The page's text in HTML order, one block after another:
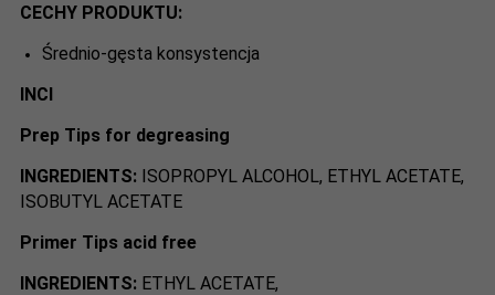
CECHY PRODUKTU:
Średnio-gęsta konsystencja
INCI
Prep Tips for degreasing
INGREDIENTS: ISOPROPYL ALCOHOL, ETHYL ACETATE,
ISOBUTYL ACETATE
Primer Tips acid free
INGREDIENTS: ETHYL ACETATE,